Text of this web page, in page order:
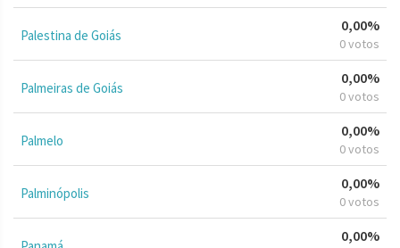
Palestina de Goiás
0,00%
0 votos
Palmeiras de Goiás
0,00%
0 votos
Palmelo
0,00%
0 votos
Palminópolis
0,00%
0 votos
0,00%